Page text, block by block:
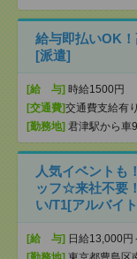
給与即払いOK
[派遣]
[給 与] 時給1500円
[交通費]交通費支給有り
[勤務地] 君津駅から車
人気イベントも
ッフ☆来社不要
い/T1[アルバイ
[給 与] 日給13,000円